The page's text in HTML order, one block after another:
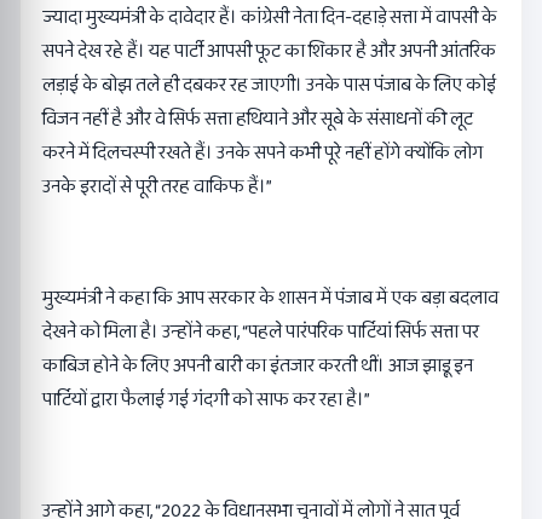
ज्यादा मुख्यमंत्री के दावेदार हैं। कांग्रेसी नेता दिन-दहाड़े सत्ता में वापसी के
सपने देख रहे हैं। यह पार्टी आपसी फूट का शिकार है और अपनी आंतरिक
लड़ाई के बोझ तले ही दबकर रह जाएगी। उनके पास पंजाब के लिए कोई
विजन नहीं है और वे सिर्फ सत्ता हथियाने और सूबे के संसाधनों की लूट
करने में दिलचस्पी रखते हैं। उनके सपने कभी पूरे नहीं होंगे क्योंकि लोग
उनके इरादों से पूरी तरह वाकिफ हैं।”
मुख्यमंत्री ने कहा कि आप सरकार के शासन में पंजाब में एक बड़ा बदलाव
देखने को मिला है। उन्होंने कहा, “पहले पारंपरिक पार्टियां सिर्फ सत्ता पर
काबिज होने के लिए अपनी बारी का इंतजार करती थीं। आज झाड़ू इन
पार्टियों द्वारा फैलाई गई गंदगी को साफ कर रहा है।”
उन्होंने आगे कहा, “2022 के विधानसभा चुनावों में लोगों ने सात पूर्व